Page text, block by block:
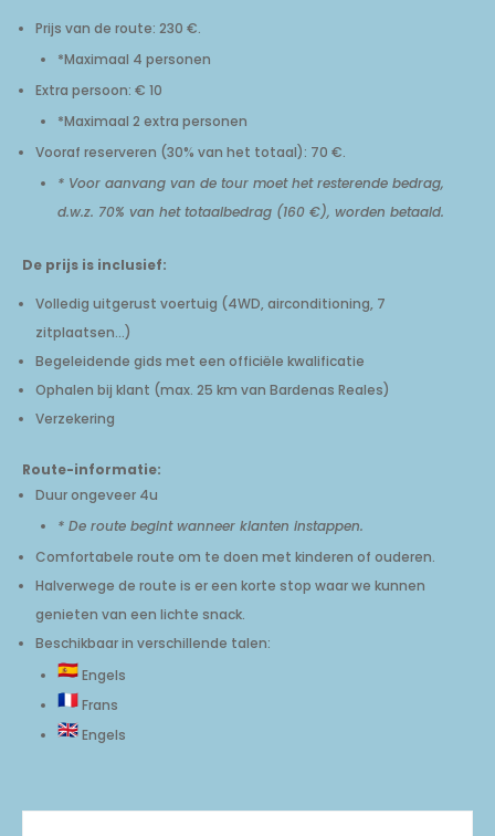
Prijs van de route: 230 €.
*Maximaal 4 personen
Extra persoon: € 10
*Maximaal 2 extra personen
Vooraf reserveren (30% van het totaal): 70 €.
* Voor aanvang van de tour moet het resterende bedrag,
d.w.z. 70% van het totaalbedrag (160 €), worden betaald.
De prijs is inclusief:
Volledig uitgerust voertuig (4WD, airconditioning, 7
zitplaatsen...)
Begeleidende gids met een officiële kwalificatie
Ophalen bij klant (max. 25 km van Bardenas Reales)
Verzekering
Route-informatie:
Duur ongeveer 4u
* De route begint wanneer klanten instappen.
Comfortabele route om te doen met kinderen of ouderen.
Halverwege de route is er een korte stop waar we kunnen
genieten van een lichte snack.
Beschikbaar in verschillende talen:
Engels
Frans
Engels